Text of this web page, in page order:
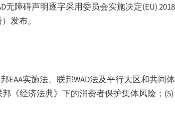
障碍声明逐字采用委员会实施决定(EU)
发布。
实施法、联邦WAD法及平行大区和共同
《经济法典》下的消费者保护集体风险；